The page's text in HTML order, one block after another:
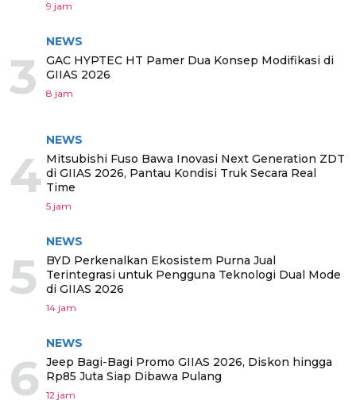
9 jam
3
NEWS
GAC HYPTEC HT Pamer Dua Konsep Modifikasi di
GIIAS 2026
8 jam
4
NEWS
Mitsubishi Fuso Bawa Inovasi Next Generation ZDT
di GIIAS 2026, Pantau Kondisi Truk Secara Real
Time
5 jam
5
NEWS
BYD Perkenalkan Ekosistem Purna Jual
Terintegrasi untuk Pengguna Teknologi Dual Mode
di GIIAS 2026
14 jam
6
NEWS
Jeep Bagi-Bagi Promo GIIAS 2026, Diskon hingga
Rp85 Juta Siap Dibawa Pulang
12 jam